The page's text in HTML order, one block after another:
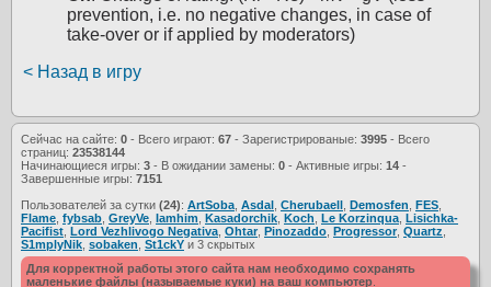
prevention, i.e. no negative changes, in case of
take-over or if applied by moderators)
< Назад в игру
Сейчас на сайте: 0 - Всего играют: 67 - Зарегистрированые: 3995 - Всего
страниц: 23538144
Начинающиеся игры: 3 - В ожидании замены: 0 - Активные игры: 14 -
Завершенные игры: 7151
Пользователей за сутки (24): ArtSoba Asdal Cherubaell Demosfen FES
Flame fybsab GreyVe Iamhim Kasadorchik Koch Le Korzinqua Lisichka-
Pacifist Lord Vezhlivogo Negativa Ohtar, Pinozaddo Progressor, Quartz
S1mplyNik sobaken St1ckY и 3 скрытых
Для корректной работы этого сайта нам необходимо сохранять
маленькие файлы (называемые куки) на ваш компьютер